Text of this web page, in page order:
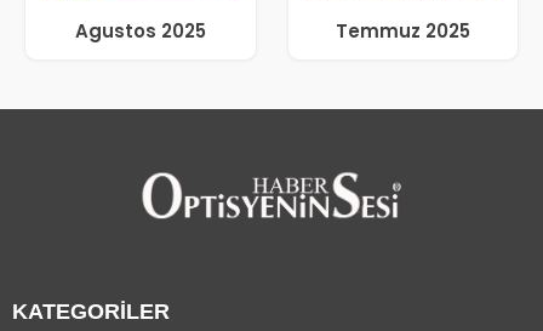
Agustos 2025 Temmuz 2025
KATEGORİLER